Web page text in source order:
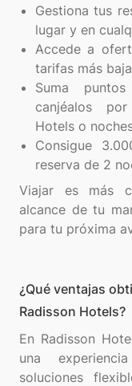
Gestiona tus
lugar y en
Accede a
tarifas más
Suma
canjéalos
Hotels o
Consigue
reserva de 2
Viajar es más
alcance de tu
¿Qué ventajas
Radisson Hotels?
En Radisson
una
soluciones